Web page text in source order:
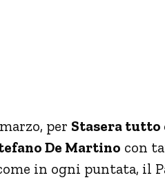
per Stasera tutto
De Martino con
in ogni puntata, il